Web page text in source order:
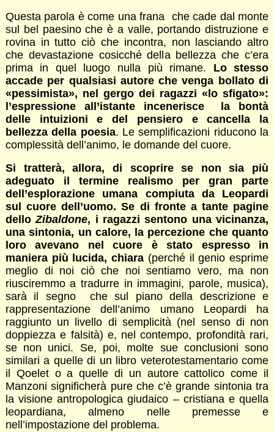
Questa parola è come una frana che cade dal monte
sul bel paesino che è a valle, portando distruzione e
rovina in tutto ciò che incontra, non lasciando altro
che devastazione cosicché della bellezza che c’era
prima in quel luogo nulla più rimane. Lo stesso
accade per qualsiasi autore che venga bollato di
«pessimista», nel gergo dei ragazzi «lo sfigato»:
l’espressione all’istante incenerisce la bontà
delle intuizioni e del pensiero e cancella la
bellezza della poesia. Le semplificazioni riducono la
complessità dell’animo, le domande del cuore.
Si tratterà, allora, di scoprire se non sia più
adeguato il termine realismo per gran parte
dell’esplorazione umana compiuta da Leopardi
sul cuore dell’uomo. Se di fronte a tante pagine
delloZibaldone, i ragazzi sentono una vicinanza,
una sintonia, un calore, la percezione che quanto
loro avevano nel cuore è stato espresso in
maniera più lucida, chiara (perché il genio esprime
meglio di noi ciò che noi sentiamo vero, ma non
riusciremmo a tradurre in immagini, parole, musica),
sarà il segno che sul piano della descrizione e
rappresentazione dell’animo umano Leopardi ha
raggiunto un livello di semplicità (nel senso di non
doppiezza e falsità) e, nel contempo, profondità rari,
se non unici. Se, poi, molte sue conclusioni sono
similari a quelle di un libro veterotestamentario come
il Qoelet o a quelle di un autore cattolico come il
Manzoni significherà pure che c’è grande sintonia tra
la visione antropologica giudaico – cristiana e quella
leopardiana, almeno nelle premesse e
nell’impostazione del problema.